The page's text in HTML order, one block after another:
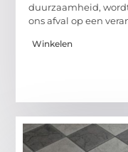
duurzaamheid,
ons afval op een
Winkelen